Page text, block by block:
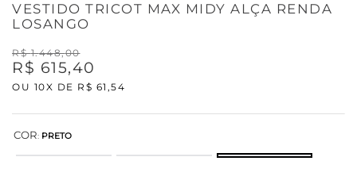
VESTIDO TRICOT MAX MIDY ALÇA RENDA
LOSANGO
R$ 1.448,00
R$ 615,40
OU 10X DE R$ 61 ,54
COR: PRETO